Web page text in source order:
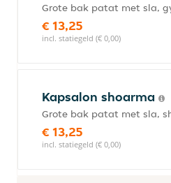
Grote bak patat met sla,
€ 13,25
incl. statiegeld (€ 0,00)
Kapsalon shoarma
Grote bak patat met sla,
€ 13,25
incl. statiegeld (€ 0,00)